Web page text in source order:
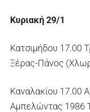
Κυριακή 29/1
Κατσιμήδου 17.00
Ξέρας-Πάνος
Καναλακίου 17.00
Αμπελώντας 1986